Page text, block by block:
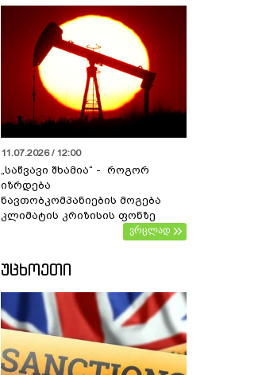
11.07.2026 / 12:00
„საწვავი შხამია“ - როგორ
იზრდება
ნავთობკომპანიების მოგება
კლიმატის კრიზისის ფონზე
ვრცლად
ᲣᲪᲮᲝᲔᲗᲘ